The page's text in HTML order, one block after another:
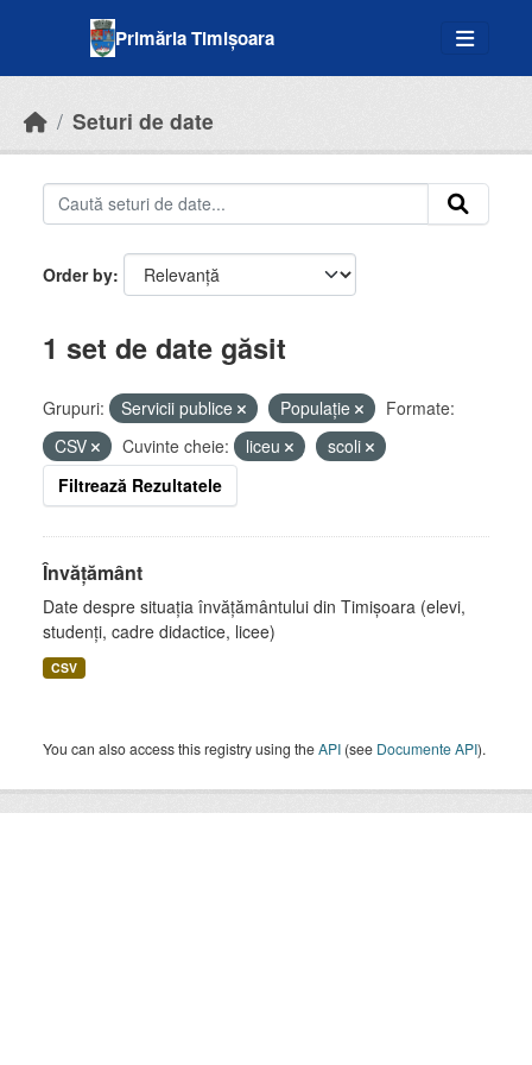
Primăria Timișoara
Seturi de date
Order by
1 set de date găsit
Grupuri: Servicii publice Populație
Formate:
CSV
Cuvinte cheie: liceu
scoli
Filtrează Rezultatele
Învățământ
Date despre situația învățământului din Timișoara (elevi,
studenți, cadre didactice, licee)
CSV
You can also access this registry using theAPI (see Documente API).